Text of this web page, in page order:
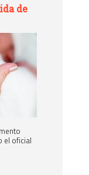
de
el oficial